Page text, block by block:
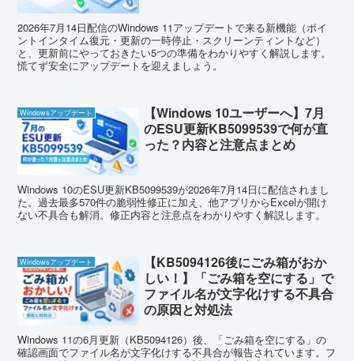
2026年7月14日配信のWindows 11アップデートで来る新機能（ポイ
ントインタイム復元・更新の一時停止・スクリーンティントなど）
と、更新前にやっておきたい5つの準備をわかりやすく解説します。
慌てず安全にアップデートを迎えましょう。
Windowsアップデート
【Windows 10ユーザーへ】7月
のESU更新KB5099539で何が直
った？内容と注意点まとめ
Windows 10のESU更新KB5099539が2026年7月14日に配信されまし
た。過去最多570件の脆弱性修正に加え、他アプリからExcelが開け
ない不具合も解消。修正内容と注意点をわかりやすく解説します。
Windowsアップデート
【KB5094126後にごみ箱がおか
しい！】「ごみ箱を空にする」で
ファイル名が文字化けする不具合
の原因と対処法
Windows 11の6月更新（KB5094126）後、「ごみ箱を空にする」の
確認画面でファイル名が文字化けする不具合が報告されています。フ